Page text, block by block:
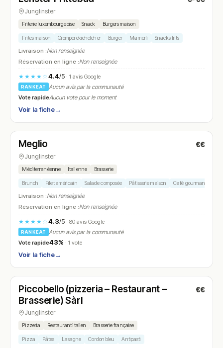
Junglinster
Friterie luxembourgeoise Snack Burgers maison
Frites maison Gromperekichelcher Burger Mamerli Snacks frits
Livraison :Non renseignée
Réservation en ligne :Non renseignée
★★★★☆4.4/5· 1 avis Google
RANKEAT
Aucun avis par la communauté
Vote rapideAucun vote pour le moment
Voir la fiche→
N° 21
Meglio €€
Junglinster
Méditerranéenne Italienne Brasserie
Brunch Filet américain Salade composée Pâtisserie maison Café gourmand
Livraison :Non renseignée
Réservation en ligne :Non renseignée
★★★★☆4.3/5· 80 avis Google
RANKEAT
Aucun avis par la communauté
Vote rapide43% · 1 vote
Voir la fiche→
N° 22
Piccobello (pizzeria – Restaurant –
Brasserie) Sàrl
€€
Junglinster
Pizzeria Restaurant italien Brasserie française
Pizza Pâtes Lasagne Cordon bleu Antipasti